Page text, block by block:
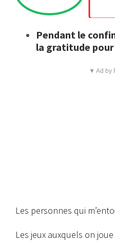
Pendant le
la gratitude pour
▼ Ad by
Les personnes qui
Les jeux auxquels on